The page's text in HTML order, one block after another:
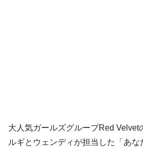
大人気ガールズグループRed Velvet
ルギとウェンディが担当した「あな